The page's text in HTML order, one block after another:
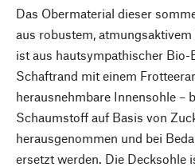
Das Obermaterial dieser
aus robustem,
ist aus hautsympathischer Bio-
Schaftrand mit einem
herausnehmbare Innensohle –
Schaumstoff auf Basis von
herausgenommen und bei
ersetzt werden. Die Decksohle